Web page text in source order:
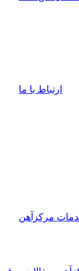
ارتباط با ما
مرکزآهن